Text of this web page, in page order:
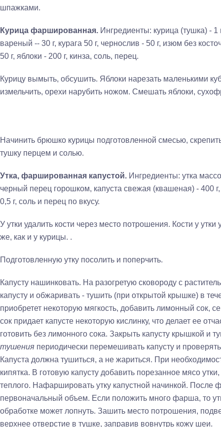
шпажками.
Курица фаршированная. Ингредиенты: курица (тушка) -
вареный -- 30 г, курага 50 г, чернослив - 50 г, изюм без
50 г, яблоки - 200 г, кинза, соль, перец.
Курицу вымыть, обсушить. Яблоки нарезать маленькими
измельчить, орехи нарубить ножом. Смешать яблоки,
Начинить брюшко курицы подготовленной смесью,
тушку перцем и солью.
Утка, фаршированная капустой. Ингредиенты: утка
черный перец горошком, капуста свежая (квашеная) - 400
0,5 г, соль и перец по вкусу.
У утки удалить кости через место потрошения. Кости у
же, как и у курицы. .
Подготовленную утку посолить и поперчить.
Капусту нашинковать. На разогретую сковороду с
капусту и обжаривать - ту­шить (при открытой крышке) в
приобретет некоторую мягкость, добавить лимонный сок,
сок придает капусте некоторую кис­линку, что делает ее
гото­вить без лимонного сока. Закрыть капусту крышкой и
тушения периодически перемеши­вать капусту и
Капуста должна тушиться, а не жариться. При
кипятка. В готовую капусту добавить поре­занное мясо
теплого. Нафар­шировать утку капустной начинкой. После
первоначальный объем. Если положить много фар­ша, то
обработке может лопнуть. Зашить место потрошения,
верхнее отверстие в тушке, заправив вовнутрь кожу шеи.